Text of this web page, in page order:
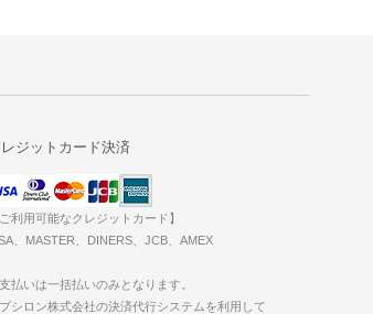
ジットカード決済
ご利用可能なクレジットカード】
、MASTER、DINERS、JCB、AMEX
払いは一括払いのみとなります。
シロン株式会社の決済代行システムを利用して